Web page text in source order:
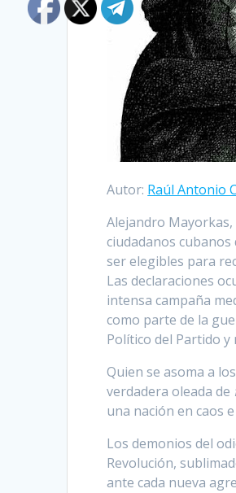
Autor: Raúl Antonio
Alejandro Mayorkas,
ciudadanos
ser elegibles para
Las declaraciones
intensa campaña
como parte de la
Político del Partido
Quien se asoma a
verdadera oleada de
una nación en caos
Los demonios del
Revolución,
ante cada nueva